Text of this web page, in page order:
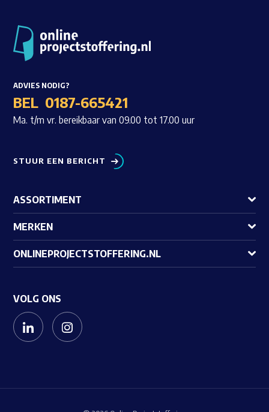
ADVIES NODIG?
BEL 0187-665421
Ma. t/m vr. bereikbaar van 09.00 tot 17.00 uur
STUUR EEN BERICHT
ASSORTIMENT
MERKEN
ONLINEPROJECTSTOFFERING.NL
VOLG ONS